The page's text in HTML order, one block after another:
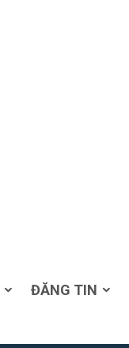
ĐĂNG TIN